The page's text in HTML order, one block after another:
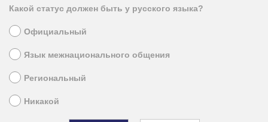
Какой статус должен быть у русского языка?
Официальный
Язык межнационального общения
Региональный
Никакой